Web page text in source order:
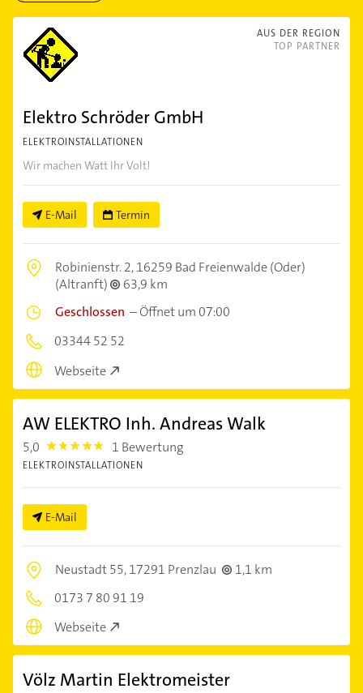
AUS DER REGION
TOP PARTNER
Elektro Schröder GmbH
ELEKTROINSTALLATIONEN
Wir machen Watt Ihr Volt!
E-Mail Termin
Robinienstr. 2,16259 Bad Freienwalde (Oder)
(Altranft)
63,9 km
Geschlossen –Öffnet um 07:00
03344 52 52
Webseite
AW ELEKTRO Inh. Andreas Walk
5,0 5.0 1 Bewertung
ELEKTROINSTALLATIONEN
E-Mail
Neustadt 55,17291 Prenzlau
1,1 km
0173 7 80 91 19
Webseite
Völz Martin Elektromeister